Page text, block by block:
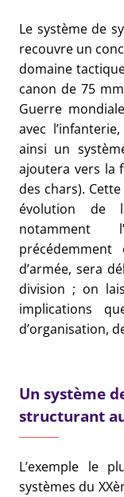
Le système de
recouvre un
domaine
canon de 75
Guerre
avec
ainsi un
ajoutera vers la
des chars).
évolution de
notamment
d’armée, sera
division ; on
implications
d’organisation,
Un système
structurant
L’exemple le
systèmes du